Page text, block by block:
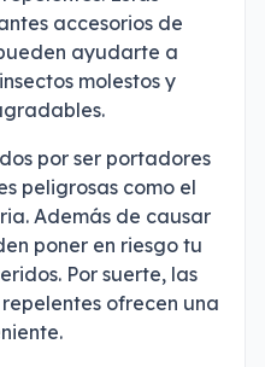
accesorios de
ayudarte a
molestos y
por ser portadores
peligrosas como el
Además de causar
poner en riesgo tu
Por suerte, las
ofrecen una